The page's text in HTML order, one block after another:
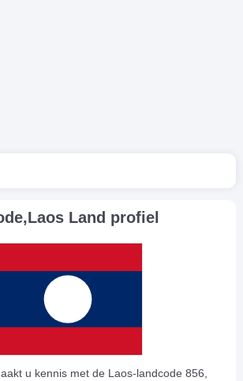
Land profiel
u kennis met de Laos-landcode 856,